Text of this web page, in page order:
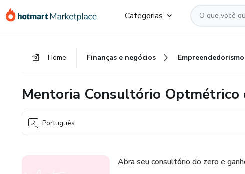
para
para
para
Categorias
Home Finanças e negócios Empreendedorismo
Mentoria Consultório Optmétrico
Português
Abra seu consultório do zero e